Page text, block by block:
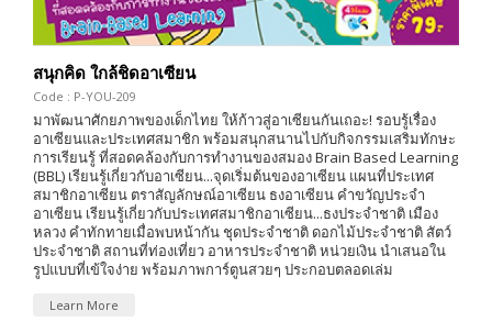
สนุกคิด ใกล้ชิดอาเซียน
Code : P-YOU-209
มาพัฒนาศักยภาพของเด็กไทย ให้ก้าวสู่อาเซียนกันเถอะ! รอบรู้เรื่อง
อาเซียนและประเทศสมาชิก พร้อมสนุกสนานไปกับกิจกรรมเสริมทักษะ
การเรียนรู้ ที่สอดคล้องกับการทำงานของสมอง Brain Based Learning
(BBL) เรียนรู้เกี่ยวกับอาเซียน...จุดเริ่มต้นของอาเซียน แผนที่ประเทศ
สมาชิกอาเซียน ตราสัญลักษณ์อาเซียน ธงอาเซียน คำขวัญประจำ
อาเซียน เรียนรู้เกี่ยวกับประเทศสมาชิกอาเซียน...ธงประจำชาติ เมือง
หลวง คำทักทายเมื่อพบหน้ากัน ชุดประจำชาติ ดอกไม้ประจำชาติ สัตว์
ประจำชาติ สถานที่ท่องเที่ยว อาหารประจำชาติ หน่วยเงิน นำเสนอใน
รูปแบบที่เข้ใจง่าย พร้อมภาพการ์ตูนสวยๆ ประกอบตลอดเล่ม
Learn More